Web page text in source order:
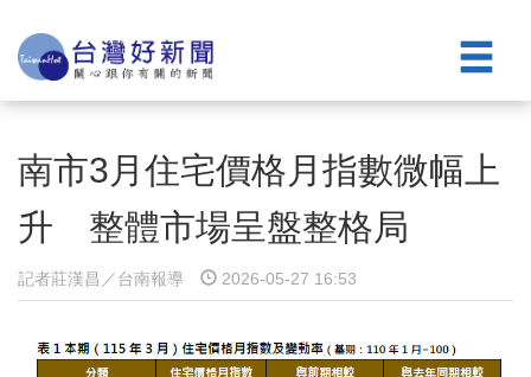
南市3月住宅價格月指數微幅上
升 整體市場呈盤整格局
記者莊漢昌／台南報導 2026-05-27 16:53